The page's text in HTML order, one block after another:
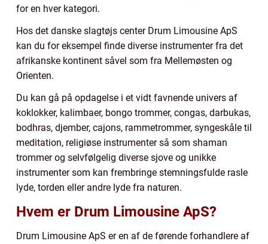
for en hver kategori.
Hos det danske slagtøjs center Drum Limousine ApS
kan du for eksempel finde diverse instrumenter fra det
afrikanske kontinent såvel som fra Mellemøsten og
Orienten.
Du kan gå på opdagelse i et vidt favnende univers af
koklokker, kalimbaer, bongo trommer, congas, darbukas,
bodhras, djember, cajons, rammetrommer, syngeskåle til
meditation, religiøse instrumenter så som shaman
trommer og selvfølgelig diverse sjove og unikke
instrumenter som kan frembringe stemningsfulde rasle
lyde, torden eller andre lyde fra naturen.
Hvem er Drum Limousine ApS?
Drum Limousine ApS er en af de førende forhandlere af